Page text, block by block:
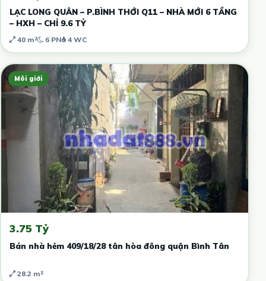
LẠC LONG QUÂN – P.BÌNH THỚI Q11 – NHÀ MỚI 6 TẦNG
– HXH – CHỈ 9.6 TỶ
40 m² 6 PN 4 WC
Môi giới
3.75 Tỷ
Bán nhà hẻm 409/18/28 tân hòa đông quận Bình Tân
28.2 m²